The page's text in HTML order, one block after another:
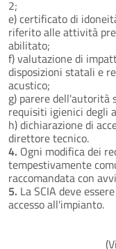
2;
e) certificato di
riferito alle attività
abilitato;
f) valutazione di
disposizioni statali e
acustico;
g) parere dell'autorità
requisiti igienici degli
h) dichiarazione di
direttore tecnico.
4. Ogni modifica dei
tempestivamente
raccomandata con
5. La SCIA deve
accesso all'impianto.